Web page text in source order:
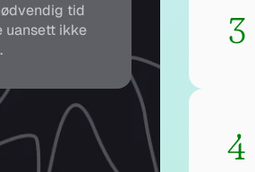
tid
uansett ikke
3
4